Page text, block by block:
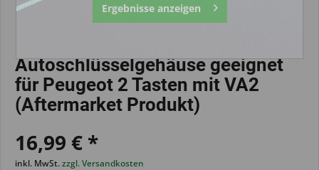
Autoschlüsselgehäuse geeignet
für Peugeot 2 Tasten mit VA2
(Aftermarket Produkt)
16,99 € *
inkl. MwSt.zzgl. Versandkosten
Ergebnisse anzeigen